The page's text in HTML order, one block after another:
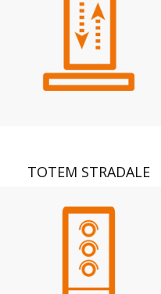
TOTEM STRADALE